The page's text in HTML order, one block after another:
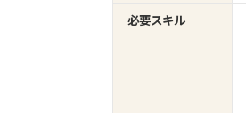
必要スキル